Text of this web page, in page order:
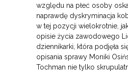
względu na płeć osoby
naprawdę dyskryminacja
w tej pozycji wielokrotnie,
opisie życia zawodowego
dziennikarki, która podjęła
opisania sprawy Moniki
Tochman nie tylko